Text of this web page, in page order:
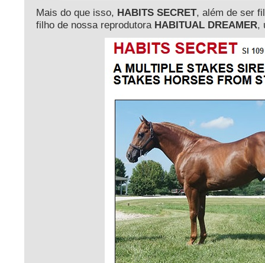
Mais do que isso, HABITS SECRET, além de ser
filho de nossa reprodutora HABITUAL DREAMER,